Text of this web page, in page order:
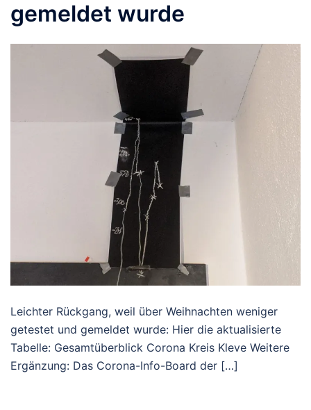
gemeldet wurde
Leichter Rückgang, weil über Weihnachten weniger
getestet und gemeldet wurde: Hier die aktualisierte
Tabelle: Gesamtüberblick Corona Kreis Kleve Weitere
Ergänzung: Das Corona-Info-Board der […]